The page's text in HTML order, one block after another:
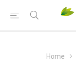
Home